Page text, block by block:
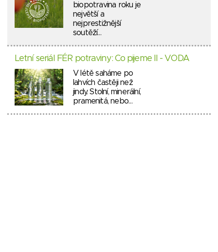
biopotravina roku je
největší a
nejprestižnější
soutěží…
Letní seriál FÉR potraviny: Co pijeme II - VODA
V létě saháme po
lahvích častěji než
jindy. Stolní, minerální,
pramenitá, nebo…